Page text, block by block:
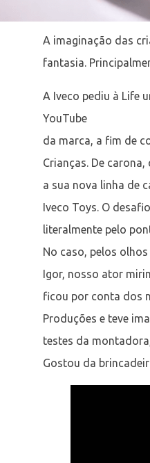
A imaginação das
fantasia.
A Iveco pediu à Life
YouTube
da marca, a fim de
Crianças. De
a sua nova linha de
Iveco Toys. O
literalmente pelo
No caso, pelos
Igor, nosso ator
ficou por conta dos
Produções e teve
testes da
Gostou da